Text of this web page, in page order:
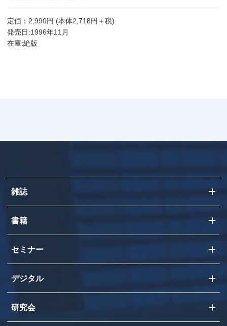
定価：2,990円 (本体2,718円＋税)
発売日:1996年11月
在庫:絶版
雑誌
書籍
セミナー
デジタル
研究会